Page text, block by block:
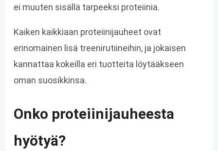
ei muuten sisällä tarpeeksi proteiinia.
Kaiken kaikkiaan proteiinijauheet ovat
erinomainen lisä treenirutiineihin, ja jokaisen
kannattaa kokeilla eri tuotteita löytääkseen
oman suosikkinsa.
Onko proteiinijauheesta
hyötyä?